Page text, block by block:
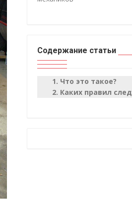
Содержание статьи
Что это такое?
Каких правил